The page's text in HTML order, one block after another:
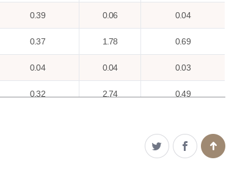
0.39 0.06 0.04
0.37 1.78 0.69
0.04 0.04 0.03
0.32 2.74 0.49
0.24